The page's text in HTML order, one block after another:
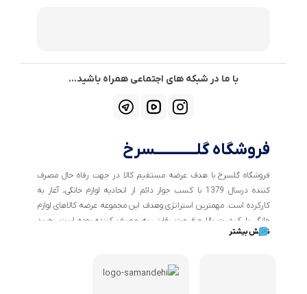
با ما در شبکه های اجتماعی همراه باشید...
فروشگاه گلــــــــــــسرخ
فروشگاه گلسرخ با هدف عرضه مستقیم کالا در جهت رفاه حال مصرف
کننده درسال 1379 با کسب جواز دائم از اتحادیه لوازم خانگی، آغاز به
کارکرده است. مهمترین استراتژی وهدف این مجموعه عرضه کالاهای لوازم
خانگی با کیفیت بالا و قیمت رقابتی به مصرف کننده بوده است. خرید
کالاهای خانگی و تهیه جهیزیه دراین فروشگاه آسان ومطمئن صورت می
فروشگاه اینترنتی گلسرخ به خدمت رسانی گسترده تر و با شرایط بهتر
نمایش بیشتر